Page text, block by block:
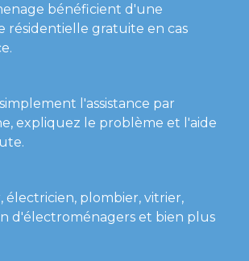
bénéficient d'une
résidentielle gratuite en cas
l'assistance par
expliquez le problème et l'aide
électricien, plombier, vitrier,
d'électroménagers et bien plus